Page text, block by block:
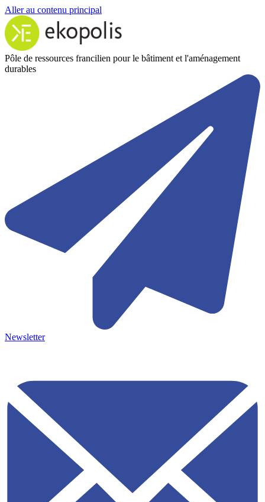
Aller au contenu principal
Pôle de ressources francilien pour le bâtiment et l'aménagement
durables
Newsletter